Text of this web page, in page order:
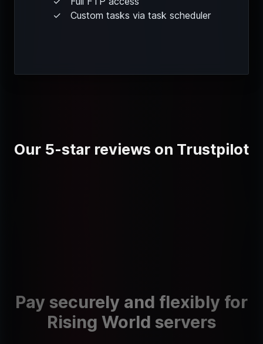
Custom tasks via task scheduler
Our 5-star reviews on Trustpilot
Pay securely and flexibly for
Rising World servers